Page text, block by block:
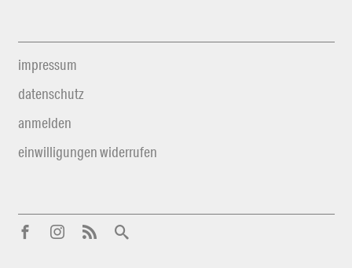
impressum
datenschutz
anmelden
einwilligungen widerrufen